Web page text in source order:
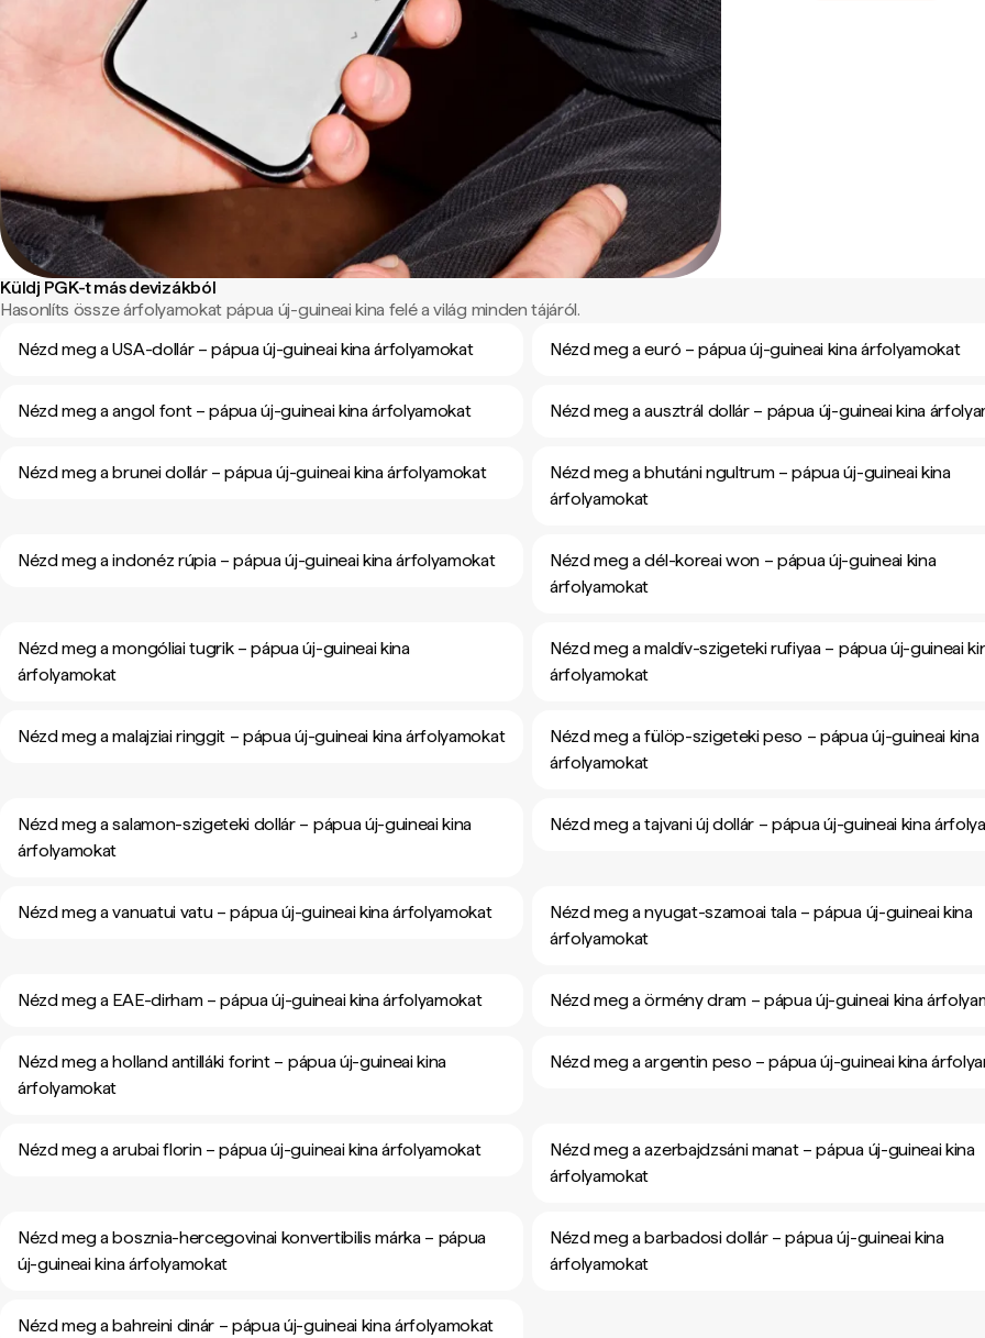
Küldj PGK-t más devizákból
Hasonlíts össze árfolyamokat pápua új-guineai kina felé a világ minden tájáról.
Nézd meg a USA-dollár – pápua új-guineai kina árfolyamokat
Nézd meg a euró – pápua új-guineai kina árfolyamokat
Nézd meg a angol font – pápua új-guineai kina árfolyamokat Nézd meg a ausztrál dollár – pápua új-guineai kina
Nézd meg a brunei dollár – pápua új-guineai kina árfolyamokat
Nézd meg a bhutáni ngultrum – pápua új-guineai kina
árfolyamokat
Nézd meg a indonéz rúpia – pápua új-guineai kina árfolyamokat
Nézd meg a dél-koreai won – pápua új-guineai kina
árfolyamokat
Nézd meg a mongóliai tugrik – pápua új-guineai kina
árfolyamokat
Nézd meg a maldív-szigeteki rufiyaa – pápua új-guineai
árfolyamokat
Nézd meg a malajziai ringgit – pápua új-guineai kina árfolyamokat
Nézd meg a fülöp-szigeteki peso – pápua új-guineai kina
árfolyamokat
Nézd meg a salamon-szigeteki dollár – pápua új-guineai kina
árfolyamokat
Nézd meg a tajvani új dollár – pápua új-guineai kina
Nézd meg a vanuatui vatu – pápua új-guineai kina árfolyamokat
Nézd meg a nyugat-szamoai tala – pápua új-guineai kina
árfolyamokat
Nézd meg a EAE-dirham – pápua új-guineai kina árfolyamokat Nézd meg a örmény dram – pápua új-guineai kina
Nézd meg a holland antilláki forint – pápua új-guineai kina
árfolyamokat
Nézd meg a argentin peso – pápua új-guineai kina
Nézd meg a arubai florin – pápua új-guineai kina árfolyamokat
Nézd meg a azerbajdzsáni manat – pápua új-guineai kina
árfolyamokat
Nézd meg a bosznia-hercegovinai konvertibilis márka – pápua
új-guineai kina árfolyamokat
Nézd meg a barbadosi dollár – pápua új-guineai kina
árfolyamokat
Nézd meg a bahreini dinár – pápua új-guineai kina árfolyamokat